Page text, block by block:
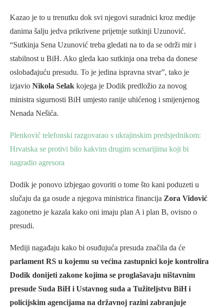
Kazao je to u trenutku dok svi njegovi suradnici kroz medije
danima šalju jedva prikrivene prijetnje sutkinji Uzunović.
“Sutkinja Sena Uzunović treba gledati na to da se održi mir i
stabilnost u BiH. Ako gleda kao sutkinja ona treba da donese
oslobađajuću presudu. To je jedina ispravna stvar”, tako je
izjavio Nikola Selak kojega je Dodik predložio za novog
ministra sigurnosti BiH umjesto ranije uhićenog i smijenjenog
Nenada Nešića.
Plenković telefonski razgovarao s ukrajinskim predsjednikom:
Hrvatska se protivi bilo kakvim drugim scenarijima koji bi
nagradio agresora
Dodik je ponovo izbjegao govoriti o tome što kani poduzeti u
slučaju da ga osude a njegova ministrica financija Zora Vidović
zagonetno je kazala kako oni imaju plan A i plan B, ovisno o
presudi.
Mediji nagađaju kako bi osuđujuća presuda značila da će
parlament RS u kojemu su većina zastupnici koje kontrolira
Dodik donijeti zakone kojima se proglašavaju ništavnim
presude Suda BiH i Ustavnog suda a Tužiteljstvu BiH i
policijskim agencijama na državnoj razini zabranjuje